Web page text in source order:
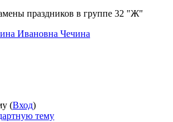
праздников в группе 32 "Ж"
Ивановна Чечина
(Вход)
тему